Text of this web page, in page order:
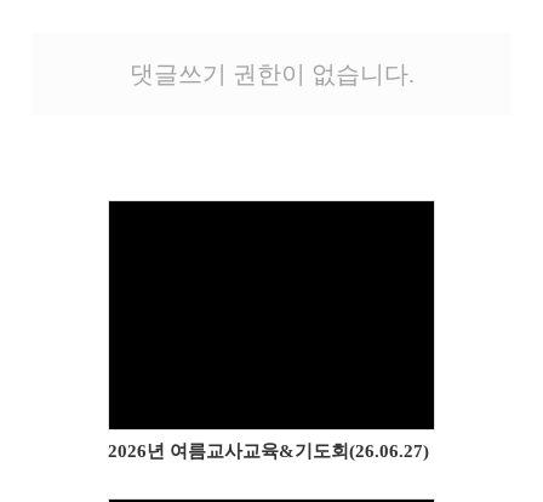
댓글쓰기 권한이 없습니다.
2026년 여름교사교육&기도회(26.06.27)